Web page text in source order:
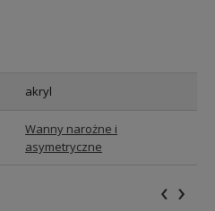
akryl
Wanny narożne i
asymetryczne
‹ ›